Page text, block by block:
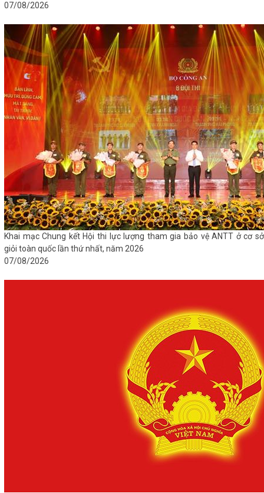
07/08/2026
Khai mạc Chung kết Hội thi lực lượng tham gia bảo vệ ANTT ở cơ sở
giỏi toàn quốc lần thứ nhất, năm 2026
07/08/2026